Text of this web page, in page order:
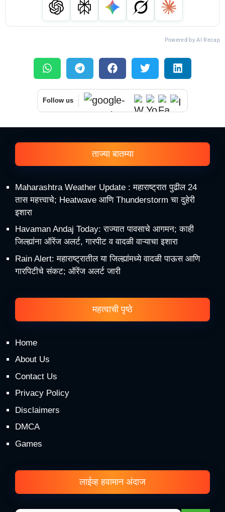
Powered by AI Recap
Follow us
ताज्या बातम्या
Maharashtra Weather Update : महाराष्ट्रात पुढील 24
तास महत्त्वाचे; Heatwave आणि Thunderstorm चा दुहेरी
इशारा
Havaman Andaj Today: राज्यात पावसाचे आगमन; काही
जिल्ह्यांना ऑरेंज अलर्ट, गारपीट व वादळी वाऱ्याचा इशारा
Rain Alert: महाराष्ट्रातील या जिल्ह्यांमध्ये वादळी पाऊस आणि
गारपिटीचे संकट; ऑरेंज अलर्ट जारी
महत्वाची पृष्ठे
Home
About Us
Contact Us
Privacy Policy
Disclaimers
DMCA
Games
लाईव्ह हवामान अंदाज